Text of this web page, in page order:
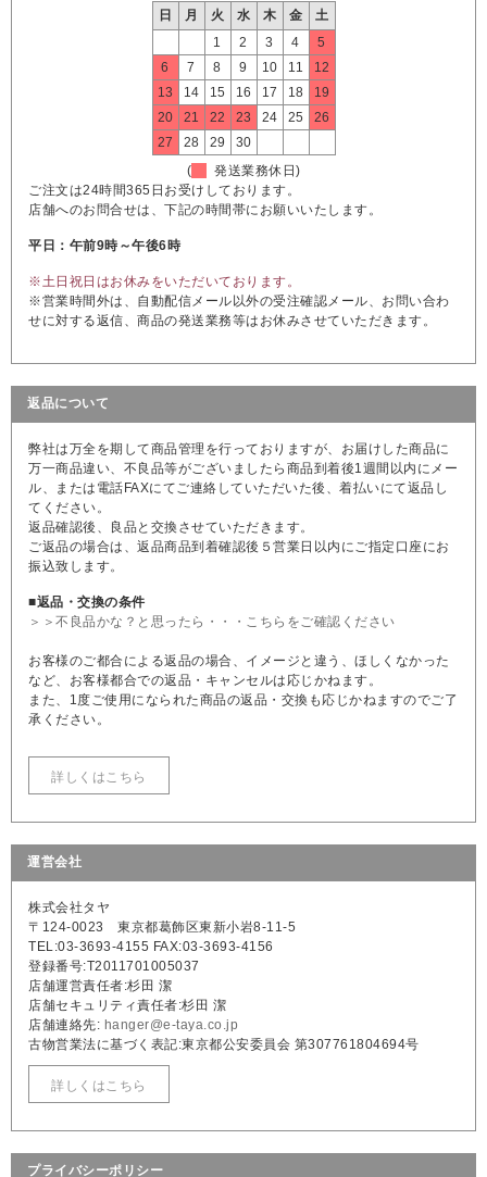
日
月 火 水 木 金
土
1
2 3 4
5
6
7 8 9 10 11
12
13
14 15 16 17 18
19
20
21 22 23 24 25
26
27
28 29
30
(
発送業務休日)
ご注文は24時間365日お受けしております。
店舗へのお問合せは、下記の時間帯にお願いいたします。
平日：午前9時～午後6時
※土日祝日はお休みをいただいております。
※営業時間外は、自動配信メール以外の受注確認メール、お問い合わ
せに対する返信、商品の発送業務等はお休みさせていただきます。
返品について
弊社は万全を期して商品管理を行っておりますが、お届けした商品に
万一商品違い、不良品等がございましたら商品到着後1週間以内にメー
ル、または電話FAXにてご連絡していただいた後、着払いにて返品し
てください。
返品確認後、良品と交換させていただきます。
ご返品の場合は、返品商品到着確認後５営業日以内にご指定口座にお
振込致します。
■返品・交換の条件
＞＞不良品かな？と思ったら・・・こちらをご確認ください
お客様のご都合による返品の場合、イメージと違う、ほしくなかった
など、お客様都合での返品・キャンセルは応じかねます。
また、1度ご使用になられた商品の返品・交換も応じかねますのでご了
承ください。
詳しくはこちら
運営会社
株式会社タヤ
〒124-0023 東京都葛飾区東新小岩8-11-5
TEL:03-3693-4155 FAX:03-3693-4156
登録番号:T2011701005037
店舗運営責任者:杉田 潔
店舗セキュリティ責任者:杉田 潔
店舗連絡先: hanger@e-taya.co.jp
古物営業法に基づく表記:東京都公安委員会 第307761804694号
詳しくはこちら
プライバシーポリシー